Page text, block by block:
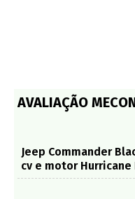
AVALIAÇÃO
Jeep Commander
cv e motor Hurricane